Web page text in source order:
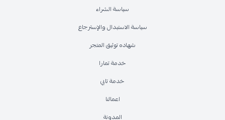
سياسة الشراء
سياسة الاستبدال والإسترجاع
شهاده توثيق المتجر
خدمة تمارا
خدمة تابي
اعمالنا
المدونة